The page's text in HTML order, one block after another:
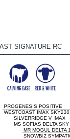
SIGNATURE RC
PROGENESIS POSITIVE
WESTCOAST IMAX
SILVERRIDGE V IMAX
MS SOFIAS DELTA
MR MOGUL DELTA
SNOWBIZ